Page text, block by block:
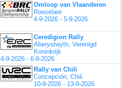
Omloop van Vlaanderen
Roeselare
4-9-2026 - 5-9-2026
Ceredigion Rally
Aberystwyth, Verenigd
Koninkrijk
4-9-2026 - 6-9-2026
Rally van Chili
Concepción, Chili
10-9-2026 - 13-9-2026